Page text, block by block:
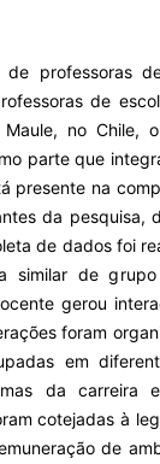
professoras
de
no Chile,
parte que
presente na
da pesquisa,
de dados foi
similar de
gerou
foram
em
da carreira
cotejadas à
de